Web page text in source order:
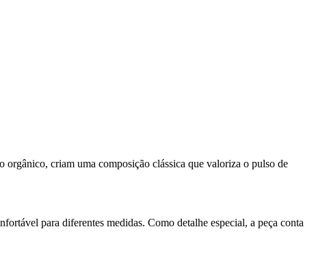
orgânico, criam uma composição clássica que valoriza o pulso de
para diferentes medidas. Como detalhe especial, a peça conta